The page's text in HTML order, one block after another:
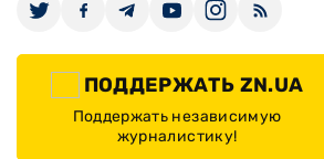
ПОДДЕРЖАТЬ ZN.UA
Поддержать независимую
журналистику!